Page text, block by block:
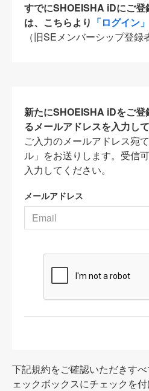
すでにSHOEISHA iDにご
は、こちらより 「ログイン」
（旧SEメンバーシップ登録
新たにSHOEISHA iDをご
るメールアドレスを入力して
ご入力のメールアドレス宛
ル」をお送りします。受信
入力してください。
メールアドレス
下記規約をご確認いただきす
ェックボックスにチェックを付